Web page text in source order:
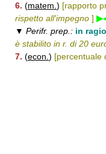
6. (matem. ) [rapporto
rispetto all'impegno ]
▼ Perifr. prep.: in
è stabilito in r. di 20
7. (econ. ) [percentuale